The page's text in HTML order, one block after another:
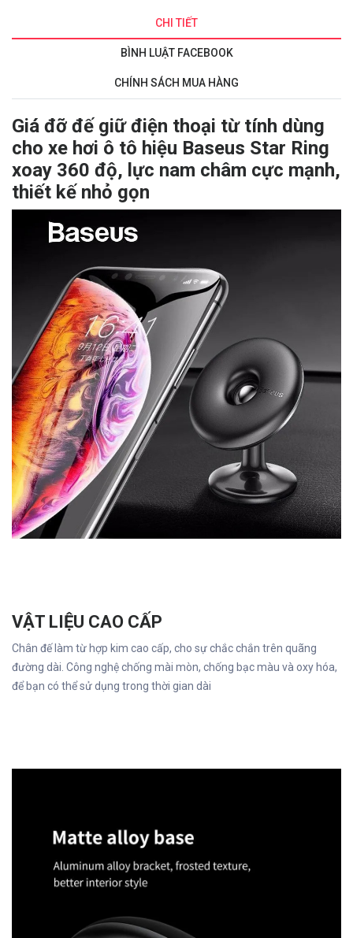
CHI TIẾT
BÌNH LUẬT FACEBOOK
CHÍNH SÁCH MUA HÀNG
Giá đỡ đế giữ điện thoại từ tính dùng
cho xe hơi ô tô hiệu Baseus Star Ring
xoay 360 độ, lực nam châm cực mạnh,
thiết kế nhỏ gọn
VẬT LIỆU CAO CẤP
Chân đế làm từ hợp kim cao cấp, cho sự chắc chắn trên quãng
đường dài. Công nghệ chống mài mòn, chống bạc màu và oxy hóa,
để bạn có thể sử dụng trong thời gian dài